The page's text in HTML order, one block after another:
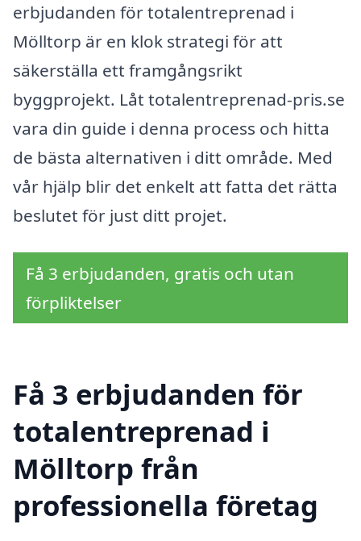
erbjudanden för totalentreprenad i
Mölltorp är en klok strategi för att
säkerställa ett framgångsrikt
byggprojekt. Låt totalentreprenad-pris.se
vara din guide i denna process och hitta
de bästa alternativen i ditt område. Med
vår hjälp blir det enkelt att fatta det rätta
beslutet för just ditt projet.
Få 3 erbjudanden, gratis och utan
förpliktelser
Få 3 erbjudanden för
totalentreprenad i
Mölltorp från
professionella företag